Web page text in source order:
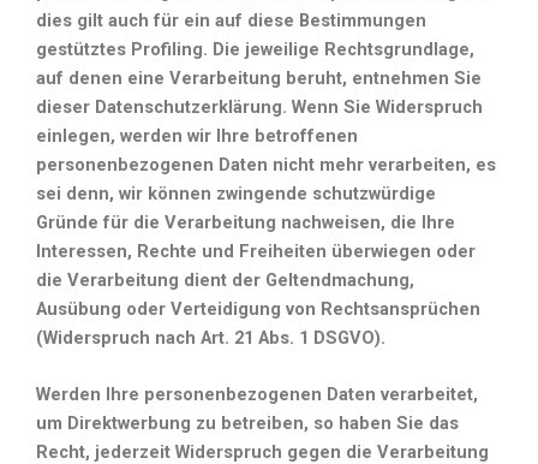
dies gilt auch für ein auf diese Bestimmungen
gestütztes Profiling. Die jeweilige Rechtsgrundlage,
auf denen eine Verarbeitung beruht, entnehmen Sie
dieser Datenschutzerklärung. Wenn Sie Widerspruch
einlegen, werden wir Ihre betroffenen
personenbezogenen Daten nicht mehr verarbeiten, es
sei denn, wir können zwingende schutzwürdige
Gründe für die Verarbeitung nachweisen, die Ihre
Interessen, Rechte und Freiheiten überwiegen oder
die Verarbeitung dient der Geltendmachung,
Ausübung oder Verteidigung von Rechtsansprüchen
(Widerspruch nach Art. 21 Abs. 1 DSGVO).
Werden Ihre personenbezogenen Daten verarbeitet,
um Direktwerbung zu betreiben, so haben Sie das
Recht, jederzeit Widerspruch gegen die Verarbeitung